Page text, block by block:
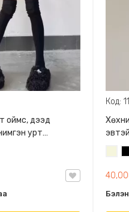
оймс, дээд
урт
оймсны урт 75см
Код:
4
/